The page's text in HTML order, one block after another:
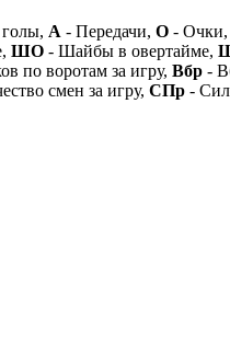
А - Передачи, О - Очки,
ШО - Шайбы в овертайме,
по воротам за игру, Вбр -
смен за игру, СПр -